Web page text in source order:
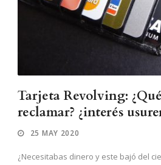
Tarjeta Revolving:
reclamar? ¿interés
25 MAY 2020
¿Necesitabas dinero y este bajó del